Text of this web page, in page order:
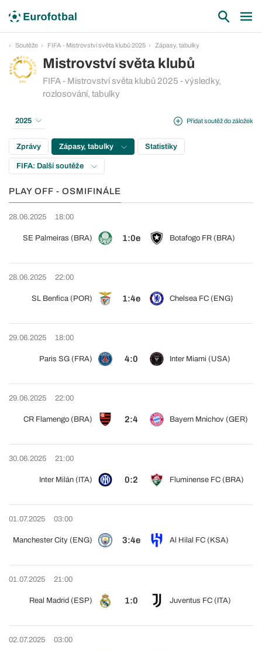
Soutěže FIFA - Mistrovství světa klubů 2025 Zápasy, tabulky
Mistrovství světa klubů
FIFA - Mistrovství světa klubů 2025 - výsledky,
rozlosování, tabulky
Přidat soutěž do záložek
2025
Zprávy Zápasy, tabulky Statistiky
FIFA: Další soutěže
PLAY OFF - OSMIFINÁLE
28.06.2025 18:00
SE Palmeiras (BRA) 1:0e Botafogo FR (BRA)
28.06.2025 22:00
SL Benfica (POR) 1:4e Chelsea FC (ENG)
29.06.2025 18:00
Paris SG (FRA) 4:0 Inter Miami (USA)
29.06.2025 22:00
CR Flamengo (BRA) 2:4 Bayern Mnichov (GER)
30.06.2025 21:00
Inter Milán (ITA) 0:2 Fluminense FC (BRA)
01.07.2025 03:00
Manchester City (ENG) 3:4e Al Hilal FC (KSA)
01.07.2025 21:00
Real Madrid (ESP) 1:0 Juventus FC (ITA)
02.07.2025 03:00